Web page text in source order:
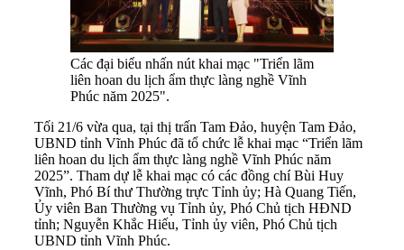
Các đại biểu nhấn nút khai mạc "Triển lãm
liên hoan du lịch ẩm thực làng nghề Vĩnh
Phúc năm 2025".
Tối 21/6 vừa qua, tại thị trấn Tam Đảo, huyện Tam Đảo,
UBND tỉnh Vĩnh Phúc đã tổ chức lễ khai mạc “Triển lãm
liên hoan du lịch ẩm thực làng nghề Vĩnh Phúc năm
2025”. Tham dự lễ khai mạc có các đồng chí Bùi Huy
Vĩnh, Phó Bí thư Thường trực Tỉnh ủy; Hà Quang Tiến,
Ủy viên Ban Thường vụ Tỉnh ủy, Phó Chủ tịch HĐND
tỉnh; Nguyễn Khắc Hiếu, Tỉnh ủy viên, Phó Chủ tịch
UBND tỉnh Vĩnh Phúc.